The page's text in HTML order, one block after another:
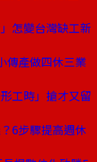
怎變台灣缺工新
傳產做四休三業
工時」搶才又留
6步驟提高週休